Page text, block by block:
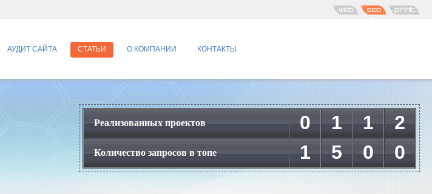
АУДИТ САЙТА СТАТЬИ О КОМПАНИИ КОНТАКТЫ
Реализованных проектов 0 1 1 2
Количество запросов в топе 1 5 0 0